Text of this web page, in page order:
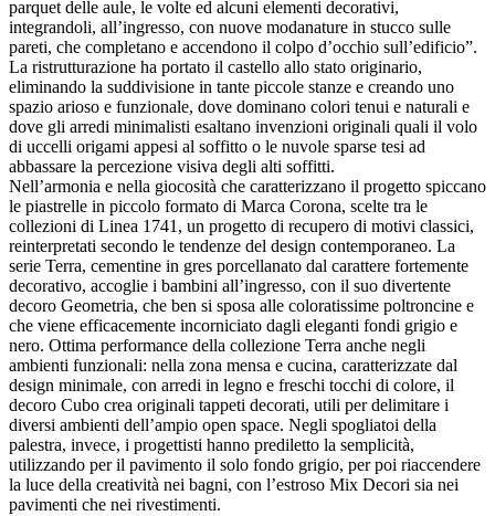
parquet delle aule, le volte ed alcuni elementi decorativi,
integrandoli, all’ingresso, con nuove modanature in stucco sulle
pareti, che completano e accendono il colpo d’occhio sull’edificio”.
La ristrutturazione ha portato il castello allo stato originario,
eliminando la suddivisione in tante piccole stanze e creando uno
spazio arioso e funzionale, dove dominano colori tenui e naturali e
dove gli arredi minimalisti esaltano invenzioni originali quali il volo
di uccelli origami appesi al soffitto o le nuvole sparse tesi ad
abbassare la percezione visiva degli alti soffitti.
Nell’armonia e nella giocosità che caratterizzano il progetto spiccano
le piastrelle in piccolo formato di Marca Corona, scelte tra le
collezioni di Linea 1741, un progetto di recupero di motivi classici,
reinterpretati secondo le tendenze del design contemporaneo. La
serie Terra, cementine in gres porcellanato dal carattere fortemente
decorativo, accoglie i bambini all’ingresso, con il suo divertente
decoro Geometria, che ben si sposa alle coloratissime poltroncine e
che viene efficacemente incorniciato dagli eleganti fondi grigio e
nero. Ottima performance della collezione Terra anche negli
ambienti funzionali: nella zona mensa e cucina, caratterizzate dal
design minimale, con arredi in legno e freschi tocchi di colore, il
decoro Cubo crea originali tappeti decorati, utili per delimitare i
diversi ambienti dell’ampio open space. Negli spogliatoi della
palestra, invece, i progettisti hanno prediletto la semplicità,
utilizzando per il pavimento il solo fondo grigio, per poi riaccendere
la luce della creatività nei bagni, con l’estroso Mix Decori sia nei
pavimenti che nei rivestimenti.